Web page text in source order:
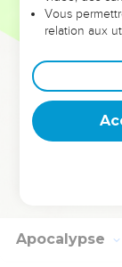
des serpents ;
faisaient du mal.
Les autres
ces fléaux, ne
avaient fait : ils
idoles en or, en
sorcellerie, ni de
Apocalypse
Vous
relation aux